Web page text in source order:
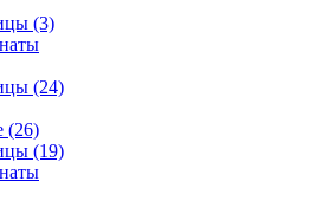
(3)
(24)
(26)
(19)